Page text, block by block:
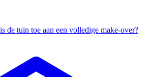
de tuin toe aan een volledige make-over?